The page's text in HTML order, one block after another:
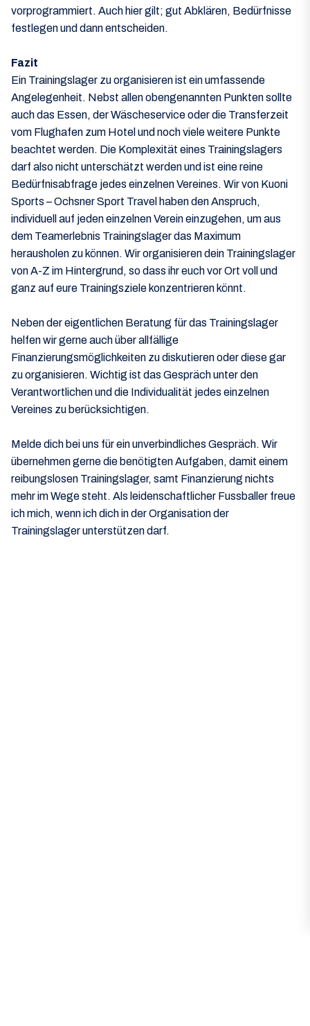
vorprogrammiert. Auch hier gilt; gut Abklären, Bedürfnisse
festlegen und dann entscheiden.
Fazit
Ein Trainingslager zu organisieren ist ein umfassende
Angelegenheit. Nebst allen obengenannten Punkten sollte
auch das Essen, der Wäscheservice oder die Transferzeit
vom Flughafen zum Hotel und noch viele weitere Punkte
beachtet werden. Die Komplexität eines Trainingslagers
darf also nicht unterschätzt werden und ist eine reine
Bedürfnisabfrage jedes einzelnen Vereines. Wir von Kuoni
Sports – Ochsner Sport Travel haben den Anspruch,
individuell auf jeden einzelnen Verein einzugehen, um aus
dem Teamerlebnis Trainingslager das Maximum
herausholen zu können. Wir organisieren dein Trainingslager
von A-Z im Hintergrund, so dass ihr euch vor Ort voll und
ganz auf eure Trainingsziele konzentrieren könnt.
Neben der eigentlichen Beratung für das Trainingslager
helfen wir gerne auch über allfällige
Finanzierungsmöglichkeiten zu diskutieren oder diese gar
zu organisieren. Wichtig ist das Gespräch unter den
Verantwortlichen und die Individualität jedes einzelnen
Vereines zu berücksichtigen.
Melde dich bei uns für ein unverbindliches Gespräch. Wir
übernehmen gerne die benötigten Aufgaben, damit einem
reibungslosen Trainingslager, samt Finanzierung nichts
mehr im Wege steht. Als leidenschaftlicher Fussballer freue
ich mich, wenn ich dich in der Organisation der
Trainingslager unterstützen darf.